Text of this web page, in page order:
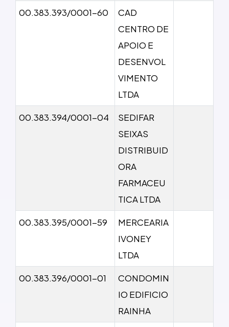
00.383.393/0001-60
CAD
CENTRO DE
APOIO E
DESENVOL
VIMENTO
LTDA
00.383.394/0001-04
SEDIFAR
SEIXAS
DISTRIBUID
ORA
FARMACEU
TICA LTDA
00.383.395/0001-59
MERCEARIA
IVONEY
LTDA
00.383.396/0001-01
CONDOMIN
IO EDIFICIO
RAINHA